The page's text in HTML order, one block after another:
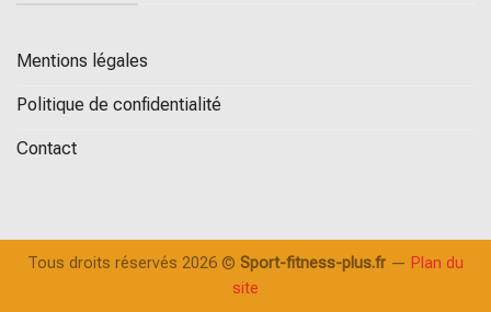
Mentions légales
Politique de confidentialité
Contact
Tous droits réservés 2026 © Sport-fitness-plus.fr — Plan du
site